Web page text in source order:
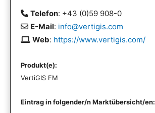
Produkt(e):
VertiGIS FM
Eintrag in folgender/n Marktübersicht/en:
Telefon: +43 (0)59 908-0
E-Mail: info@vertigis.com
Web: https://www.vertigis.com/